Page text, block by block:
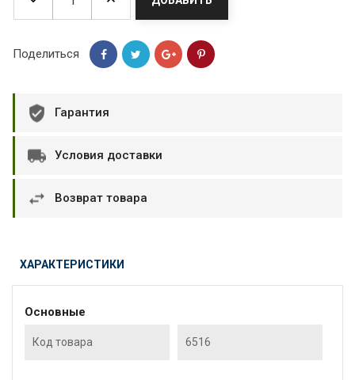
Поделиться
Гарантия
Условия доставки
Возврат товара
ХАРАКТЕРИСТИКИ
Основные
Код товара 6516